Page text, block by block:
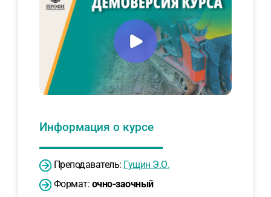
Информация о курсе
Преподаватель: Гущин Э.О.
Формат: очно-заочный